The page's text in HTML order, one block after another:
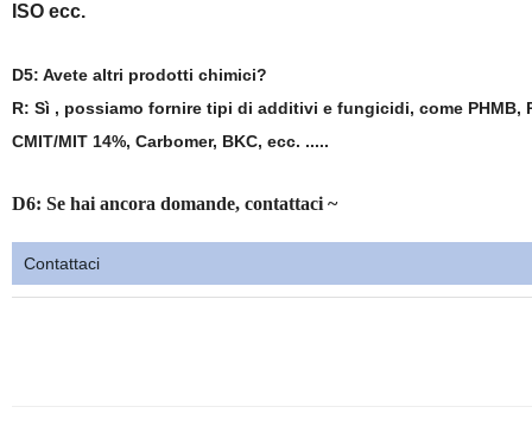
ISO ecc.
D5: Avete altri prodotti chimici?
R: Sì , possiamo fornire tipi di additivi e fungicidi, come PHMB,
CMIT/MIT 14%, Carbomer, BKC, ecc. .....
D6: Se hai ancora domande, contattaci ~
Contattaci